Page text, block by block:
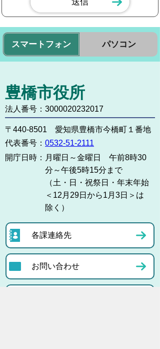
スマートフォン パソコン
豊橋市役所
法人番号：3000020232017
〒440-8501 愛知県豊橋市今橋町１番地
代表番号： 0532-51-2111
開庁日時： 月曜日～金曜日 午前8時30
分～午後5時15分まで
（土・日・祝祭日・年末年始
＜12月29日から1月3日＞は
除く）
各課連絡先
お問い合わせ